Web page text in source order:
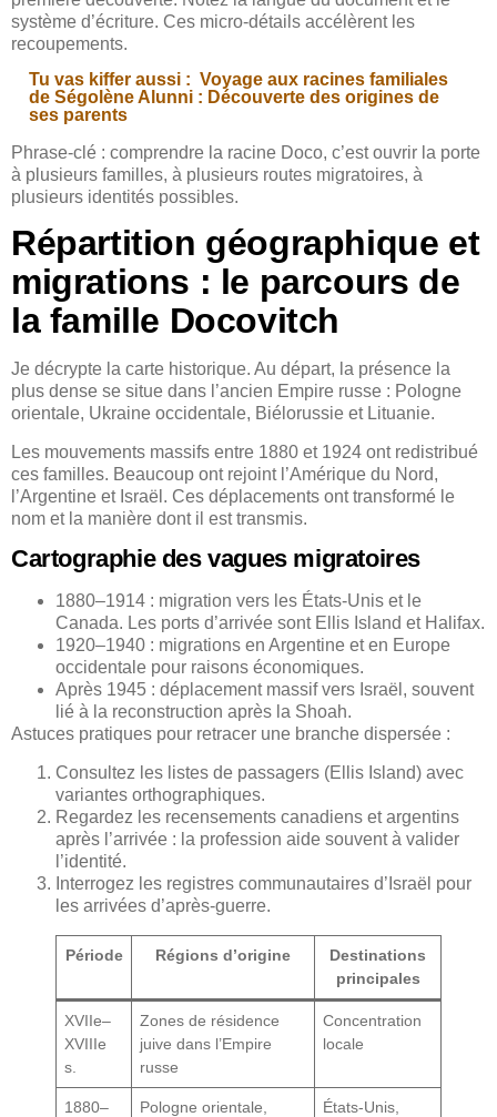
système d’écriture. Ces micro-détails accélèrent les
recoupements.
Tu vas kiffer aussi : Voyage aux racines familiales
de Ségolène Alunni : Découverte des origines de
ses parents
Phrase-clé : comprendre la racine Doco, c’est ouvrir la porte
à plusieurs familles, à plusieurs routes migratoires, à
plusieurs identités possibles.
Répartition géographique et
migrations : le parcours de
la famille Docovitch
Je décrypte la carte historique. Au départ, la présence la
plus dense se situe dans l’ancien Empire russe : Pologne
orientale, Ukraine occidentale, Biélorussie et Lituanie.
Les mouvements massifs entre 1880 et 1924 ont redistribué
ces familles. Beaucoup ont rejoint l’Amérique du Nord,
l’Argentine et Israël. Ces déplacements ont transformé le
nom et la manière dont il est transmis.
Cartographie des vagues migratoires
1880–1914 : migration vers les États-Unis et le
Canada. Les ports d’arrivée sont Ellis Island et Halifax.
1920–1940 : migrations en Argentine et en Europe
occidentale pour raisons économiques.
Après 1945 : déplacement massif vers Israël, souvent
lié à la reconstruction après la Shoah.
Astuces pratiques pour retracer une branche dispersée :
Consultez les listes de passagers (Ellis Island) avec
variantes orthographiques.
Regardez les recensements canadiens et argentins
après l’arrivée : la profession aide souvent à valider
l’identité.
Interrogez les registres communautaires d’Israël pour
les arrivées d’après-guerre.
Période Régions d’origine
Destinations
principales
XVIIe–
XVIIIe
s.
Zones de résidence
juive dans l’Empire
russe
Concentration
locale
1880–
Pologne orientale,
États-Unis,